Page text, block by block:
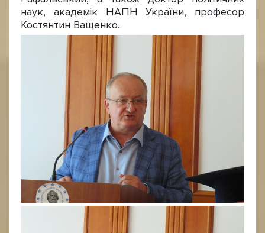
наук, академік НАПН України, професор
Костянтин Ващенко.